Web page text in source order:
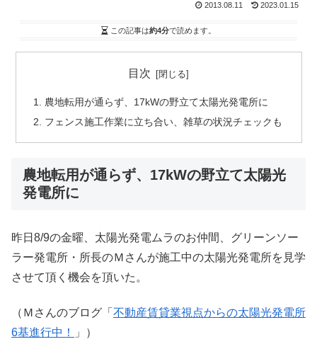
2013.08.11 2023.01.15
この記事は約4分で読めます。
目次
農地転用が通らず、17kWの野立て太陽光発電所に
フェンス施工作業に立ち合い、雑草の状況チェックも
農地転用が通らず、17kWの野立て太陽光
発電所に
昨日8/9の金曜、太陽光発電ムラのお仲間、グリーンソー
ラー発電所・所長のＭさんが施工中の太陽光発電所を見学
させて頂く機会を頂いた。
（Ｍさんのブログ「 不動産賃貸業視点からの太陽光発電所
6基進行中！
」）